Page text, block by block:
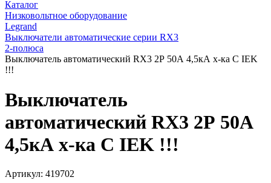
Каталог
Низковольтное оборудование
Legrand
Выключатели автоматические серии RX3
2-полюса
Выключатель автоматический RX3 2Р 50А 4,5кА х-ка С IEK
!!!
Выключатель
автоматический RX3 2Р 50А
4,5кА х-ка С IEK !!!
Артикул: 419702